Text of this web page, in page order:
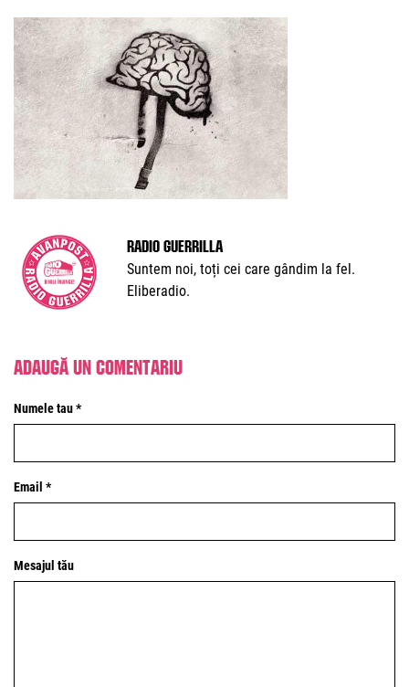
Radio Guerrilla
Suntem noi, toți cei care gândim la fel.
Eliberadio.
Adaugă un comentariu
Numele tau *
Email *
Mesajul tău